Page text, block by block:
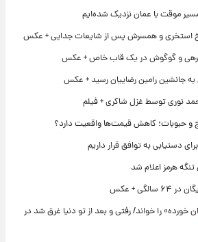
موقت با عمان نزدیک شده‌ایم
استخری و همسرش پس از شایعات جدایی + عکس
فرهی و گوگوش در یک قاب خاص + عکس
نوری توسط غزل شاکری + فیلم
حبوبات؛ کاهش قیمت‌ها واقعیت دارد؟
دستیابی به توافق قرار داریم
تنگه هرمز اعلام شد
+ عکس
خورده» را خواند/ رفتی و بعد از تو دنیا غرق شد در